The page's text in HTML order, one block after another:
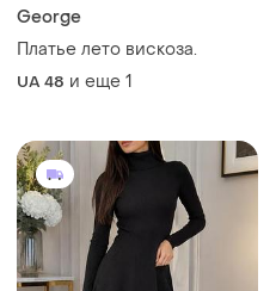
George
Платье лето вискоза.
UA 48 и еще 1